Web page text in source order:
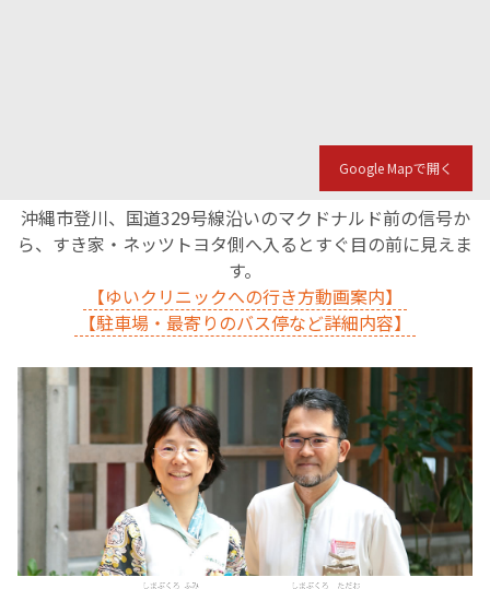
Google Mapで開く
沖縄市登川、国道329号線沿いのマクドナルド前の信号か
ら、すき家・ネッツトヨタ側へ入るとすぐ目の前に見えま
す。
【ゆいクリニックへの行き方動画案内】
【駐車場・最寄りのバス停など詳細内容】